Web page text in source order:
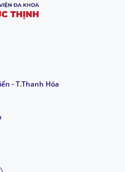
- T.Thanh Hóa